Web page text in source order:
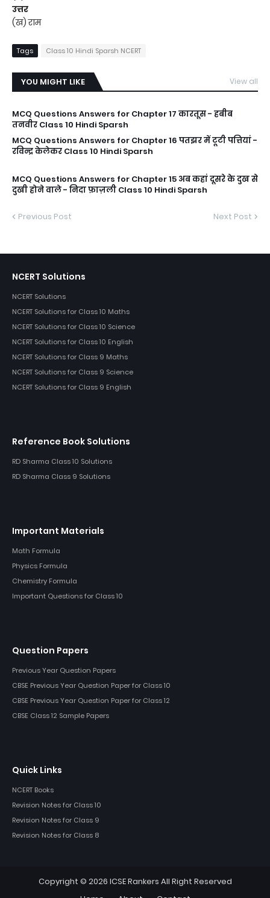
उत्तर
(ख) राम
Tags Class 10 Hindi Sparsh NCERT
YOU MIGHT LIKE View all
MCQ Questions Answers for Chapter 17 कारतूस - हबीब
तनवीर Class 10 Hindi Sparsh
MCQ Questions Answers for Chapter 16 पतझर में टूटी पत्तियां -
रविन्द्र केलेकर Class 10 Hindi Sparsh
MCQ Questions Answers for Chapter 15 अब कहां दूसरे के दुख से
दुखी होने वाले - निदा फ़ाज़ली Class 10 Hindi Sparsh
Previous Post Next Post
NCERT Solutions
NCERT Solutions
NCERT Solutions for Class 10 Maths
NCERT Solutions for Class 10 Science
NCERT Solutions for Class 10 English
NCERT Solutions for Class 9 Maths
NCERT Solutions for Class 9 Science
NCERT Solutions for Class 9 English
Reference Book Solutions
RD Sharma Class 10 Solutions
RD Sharma Class 9 Solutions
Important Materials
Math Formula
Physics Formula
Chemistry Formula
Important Questions for Class 10
Question Papers
Previous Year Question Papers
CBSE Previous Year Question Paper for Class 10
CBSE Previous Year Question Paper for Class 12
CBSE Class 12 Sample Papers
Quick Links
NCERT Books
Revision Notes for Class 10
Revision Notes for Class 9
Revision Notes for Class 8
Copyright © 2026 ICSE Rankers All Right Reserved